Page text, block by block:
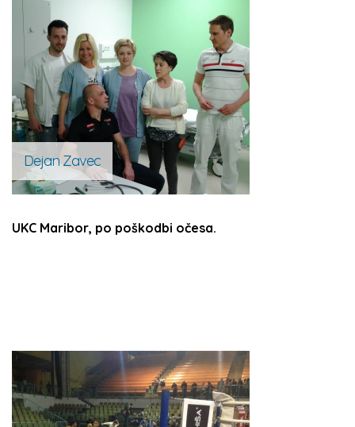
Dejan Zavec
UKC Maribor, po poškodbi očesa.